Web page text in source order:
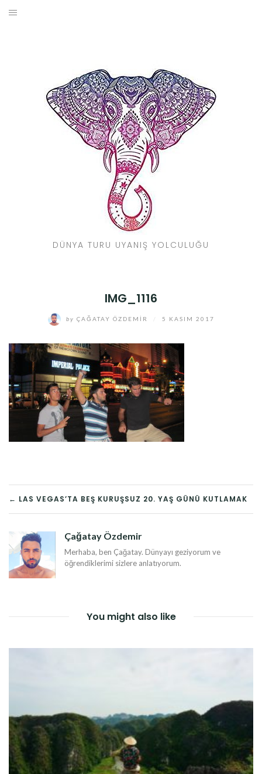
Skip
DÜNYA TURU UYANIŞ YOLCULUĞU
IMG_1116
by ÇAĞATAY ÖZDEMIR 5 KASIM 2017
YAZI
DOLAŞIMI
← LAS VEGAS’TA BEŞ KURUŞSUZ 20. YAŞ GÜNÜ KUTLAMAK
Çağatay Özdemir
Merhaba, ben Çağatay. Dünyayı geziyorum ve
öğrendiklerimi sizlere anlatıyorum.
You might also like
SEYAHAT REHBERI